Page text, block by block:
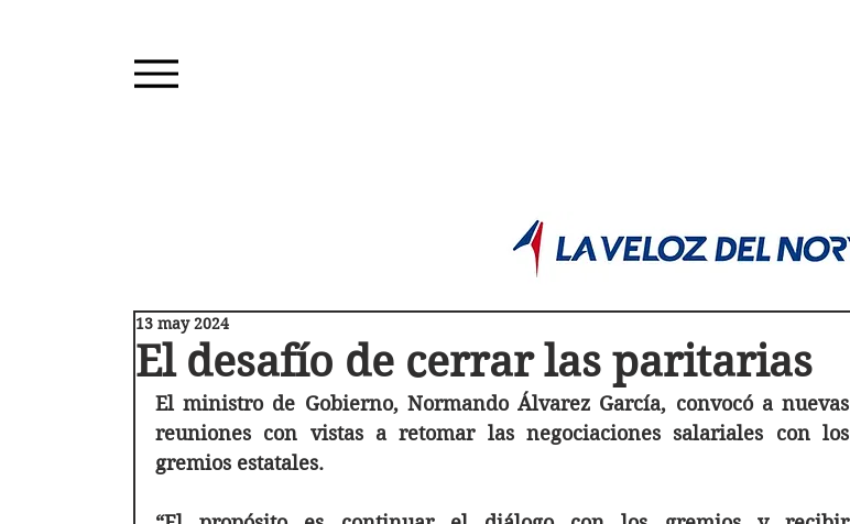
El desafío de cerrar las paritarias
13 may 2024
El ministro de Gobierno, Normando Álvarez García, convocó a nuevas
reuniones con vistas a retomar las negociaciones salariales con los
gremios estatales.